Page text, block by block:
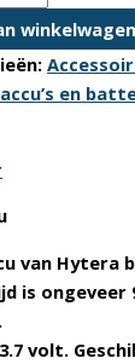
winkelwagen
en
van
is ongeveer
volt.